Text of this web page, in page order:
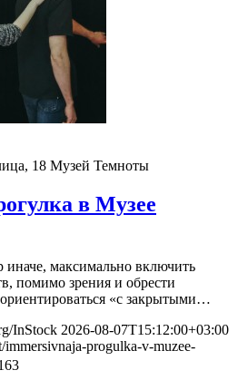
18 Музей Темноты
в Музее
максимально включить
помимо зрения и обрести
«с закрытыми…
InStock 2026-08-07T15:12:00+03:00
immersivnaja-progulka-v-muzee-